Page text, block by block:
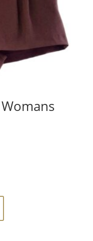
Dieses
weist